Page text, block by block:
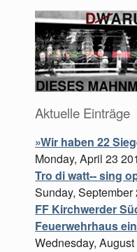
Aktuelle Einträge
»Wir haben 22
Monday, April 23
Tro di watt-- sing
Sunday, September
FF Kirchwerder
Feuerwehrhaus ein
Wednesday,